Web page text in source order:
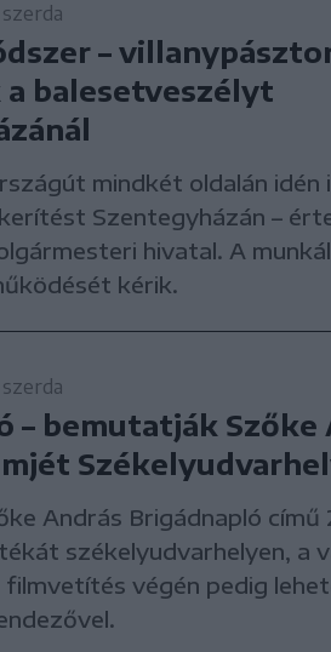
–
balesetveszélyt
mindkét oldalán idén
Szentegyházán –
hivatal. A
kérik.
– bemutatják Szőke
András Brigádnapló című
székelyudvarhelyen, a
végén pedig